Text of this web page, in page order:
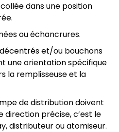
dans une position
ou échancrures.
et/ou bouchons
une orientation spécifique
la remplisseuse et la
de distribution doivent
direction précise, c’est le
distributeur ou atomiseur.